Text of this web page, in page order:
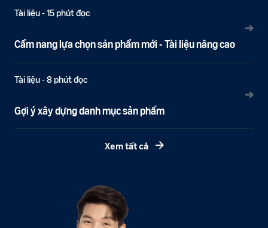
Tài liệu - 15 phút đọc
➔
Cẩm nang lựa chọn sản phẩm mới - Tài liệu nâng cao
Tài liệu - 8 phút đọc
➔
Gợi ý xây dựng danh mục sản phẩm
Xem tất cả